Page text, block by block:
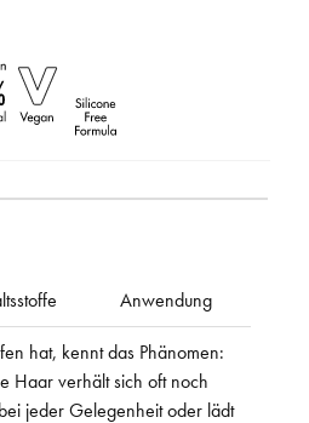
Anwendung
hat, kennt das Phänomen:
Haar verhält sich oft noch
jeder Gelegenheit oder lädt